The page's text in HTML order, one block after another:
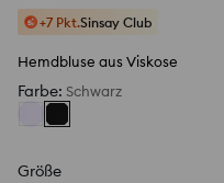
+7 Pkt.Sinsay Club
Hemdbluse aus Viskose
Farbe: Schwarz
Größe